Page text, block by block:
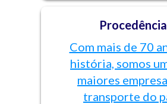
Procedência
Com mais de 70
história, somos
maiores
transporte do